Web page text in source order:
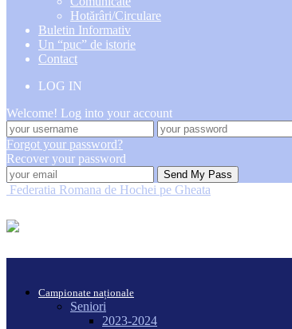
Hotărâri/Circulare
Buletin Informativ
Un “puc” de istorie
Contact
LOG IN
Welcome! Log into your account
Forgot your password?
Recover your password
Federatia Romana de Hochei pe Gheata
Campionate naționale
Seniori
2023-2024